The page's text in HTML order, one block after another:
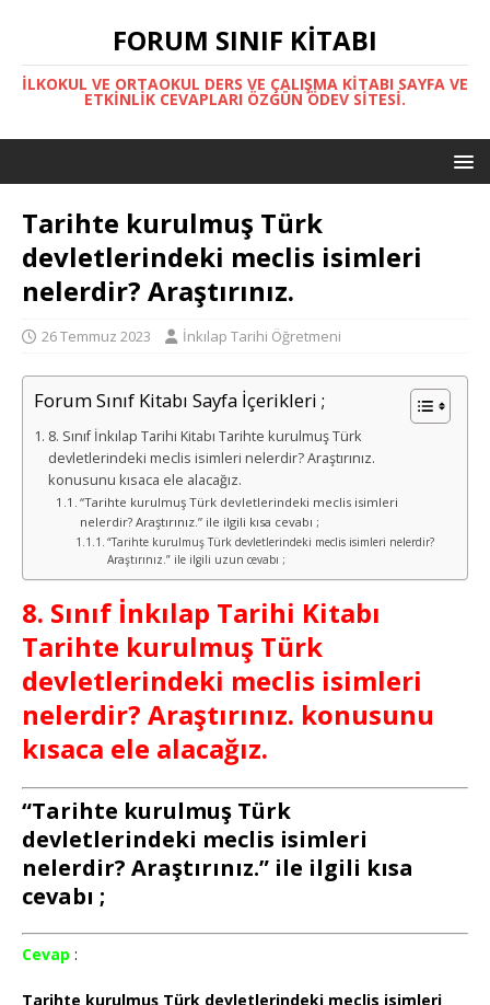
FORUM SINIF KITABI
İLKOKUL VE ORTAOKUL DERS VE ÇALIŞMA KITABI SAYFA VE
ETKINLIK CEVAPLARI ÖZGÜN ÖDEV SITESI.
Tarihte kurulmuş Türk
devletlerindeki meclis isimleri
nelerdir? Araştırınız.
26 Temmuz 2023 İnkılap Tarihi Öğretmeni
Forum Sınıf Kitabı Sayfa İçerikleri ;
8. Sınıf İnkılap Tarihi Kitabı Tarihte kurulmuş Türk
devletlerindeki meclis isimleri nelerdir? Araştırınız.
konusunu kısaca ele alacağız.
“Tarihte kurulmuş Türk devletlerindeki meclis isimleri
nelerdir? Araştırınız.” ile ilgili kısa cevabı ;
“Tarihte kurulmuş Türk devletlerindeki meclis isimleri nelerdir?
Araştırınız.” ile ilgili uzun cevabı ;
8. Sınıf İnkılap Tarihi Kitabı
Tarihte kurulmuş Türk
devletlerindeki meclis isimleri
nelerdir? Araştırınız. konusunu
kısaca ele alacağız.
“Tarihte kurulmuş Türk
devletlerindeki meclis isimleri
nelerdir? Araştırınız.” ile ilgili kısa
cevabı ;
Cevap :
Tarihte kurulmuş Türk devletlerindeki meclis isimleri